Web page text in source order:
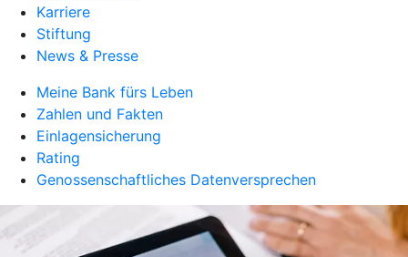
Karriere
Stiftung
News & Presse
Meine Bank fürs Leben
Zahlen und Fakten
Einlagensicherung
Rating
Genossenschaftliches Datenversprechen